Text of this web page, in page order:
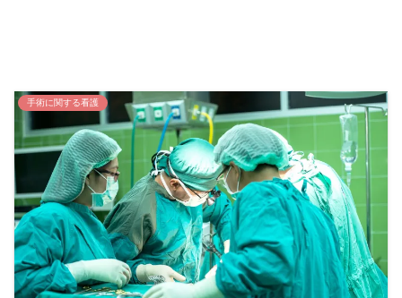
手術に関する看護